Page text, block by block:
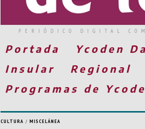
PERIÓDICO DIGITAL
Portada Ycoden
Insular
Regional
Programas de
CULTURA / MISCELÁNEA